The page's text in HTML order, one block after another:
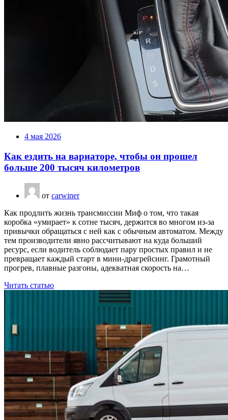
4 мая 2026
Как ездить на вариаторе, чтобы он прошел
больше 200 тысяч километров
от carwiner
Как продлить жизнь трансмиссии Миф о том, что такая
коробка «умирает» к сотне тысяч, держится во многом из-за
привычки обращаться с ней как с обычным автоматом. Между
тем производители явно рассчитывают на куда больший
ресурс, если водитель соблюдает пару простых правил и не
превращает каждый старт в мини-драгрейсинг. Грамотный
прогрев, плавные разгоны, адекватная скорость на…
Читать статью